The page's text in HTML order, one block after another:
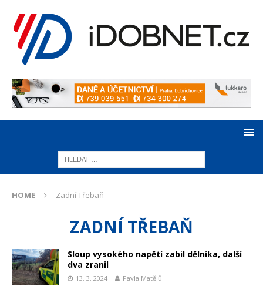
HOME Zadní Třebaň
ZADNÍ TŘEBAŇ
Sloup vysokého napětí zabil dělníka, další
dva zranil
13. 3. 2024 Pavla Matějů